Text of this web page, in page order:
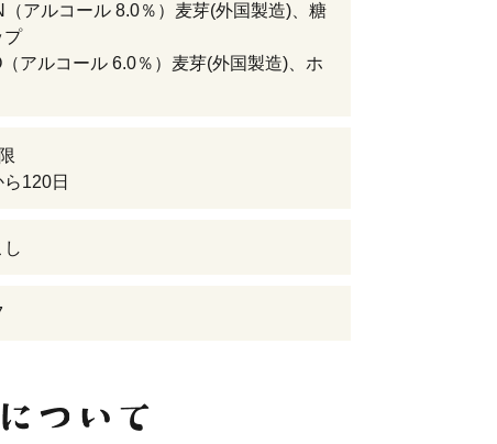
（アルコール 8.0％）麦芽(外国製造)、糖
プ
（アルコール 6.0％）麦芽(外国製造)、ホ
120日